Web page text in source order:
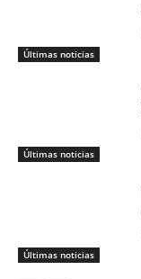
Últimas noticias
Últimas noticias
Últimas noticias